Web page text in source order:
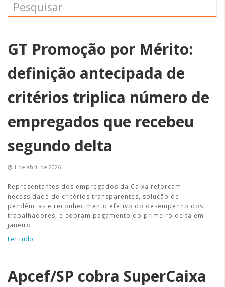
GT Promoção por Mérito:
definição antecipada de
critérios triplica número de
empregados que recebeu
segundo delta
1 de abril de 2026
Representantes dos empregados da Caixa reforçam
necessidade de critérios transparentes, solução de
pendências e reconhecimento efetivo do desempenho dos
trabalhadores, e cobram pagamento do primeiro delta em
janeiro
Ler Tudo
Apcef/SP cobra SuperCaixa